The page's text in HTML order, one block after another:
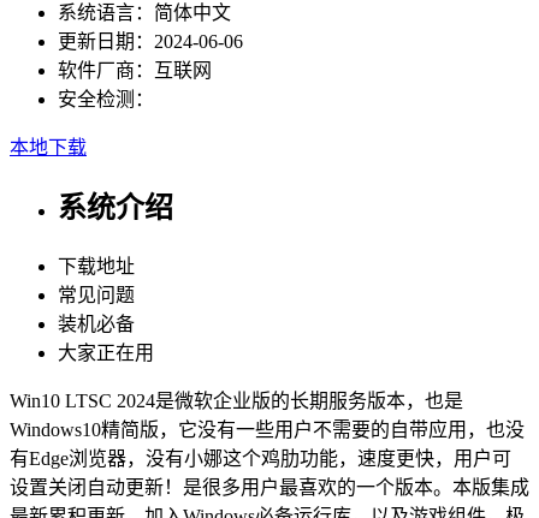
系统语言： 简体中文
更新日期： 2024-06-06
软件厂商： 互联网
安全检测：
本地下载
系统介绍
下载地址
常见问题
装机必备
大家正在用
Win10 LTSC 2024是微软企业版的长期服务版本，也是
Windows10精简版，它没有一些用户不需要的自带应用，也没
有Edge浏览器，没有小娜这个鸡肋功能，速度更快，用户可
设置关闭自动更新！是很多用户最喜欢的一个版本。本版集成